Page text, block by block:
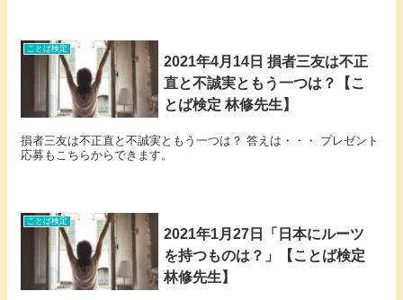
ことば検定
2021年4月14日 損者三友は不正
直と不誠実ともう一つは？【こ
とば検定 林修先生】
損者三友は不正直と不誠実ともう一つは？ 答えは・・・ プレゼント
応募もこちらからできます。
ことば検定
2021年1月27日「日本にルーツ
を持つものは？」【ことば検定
林修先生】